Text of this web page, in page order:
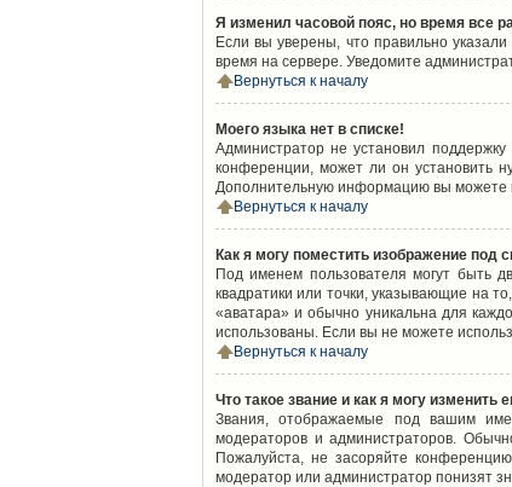
Я изменил часовой пояс, но время все
Если вы уверены, что правильно
время на сервере. Уведомите
Вернуться к началу
Моего языка нет в списке!
Администратор не установил
конференции, может ли он установить
Дополнительную информацию вы можете
Вернуться к началу
Как я могу поместить изображение под
Под именем пользователя могут быть
квадратики или точки, указывающие на
«аватара» и обычно уникальна для
использованы. Если вы не можете
Вернуться к началу
Что такое звание и как я могу изменить
Звания, отображаемые под вашим
модераторов и администраторов.
Пожалуйста, не засоряйте
модератор или администратор понизят